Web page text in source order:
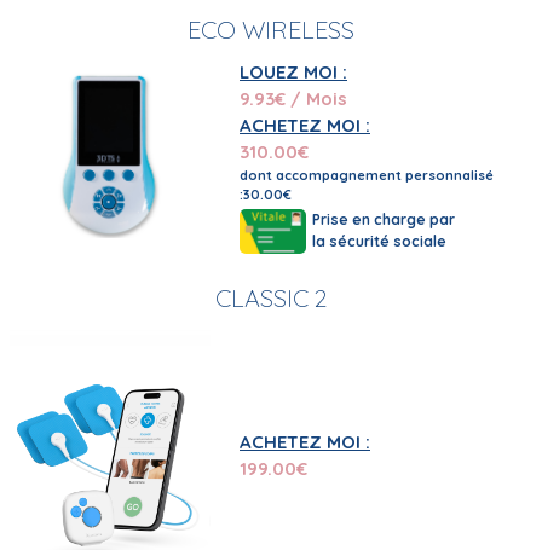
ECO WIRELESS
LOUEZ MOI :
9.93€ / Mois
ACHETEZ MOI :
310.00€
dont accompagnement personnalisé
:30.00€
Prise en charge par
la sécurité sociale
CLASSIC 2
ACHETEZ MOI :
199.00€